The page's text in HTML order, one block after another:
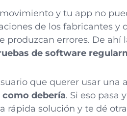
y tu app no
de los fabricantes y
produzcan errores. De ahí
de software
que querer usar una
debería. Si eso pasa
rápida solución y te dé